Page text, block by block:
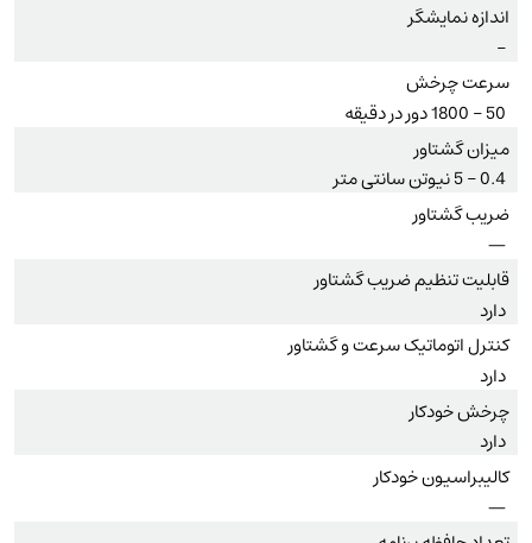
اندازه نمایشگر
–
سرعت چرخش
50 – 1800 دور در دقیقه
میزان گشتاور
0.4 – 5 نیوتن سانتی متر
ضریب گشتاور
—
قابلیت تنظیم ضریب گشتاور
دارد
کنترل اتوماتیک سرعت و گشتاور
دارد
چرخش خودکار
دارد
کالیبراسیون خودکار
—